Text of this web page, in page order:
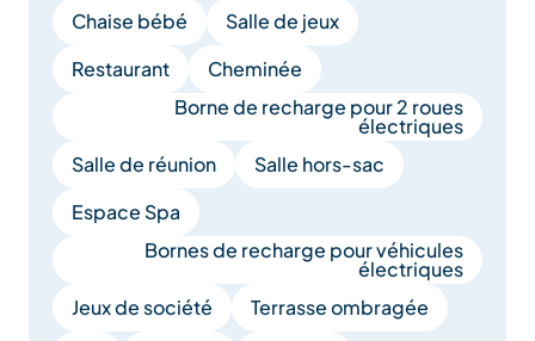
Chaise bébé
Salle de jeux
Restaurant
Cheminée
Borne de recharge pour 2 roues
électriques
Salle de réunion
Salle hors-sac
Espace Spa
Bornes de recharge pour véhicules
électriques
Jeux de société
Terrasse ombragée